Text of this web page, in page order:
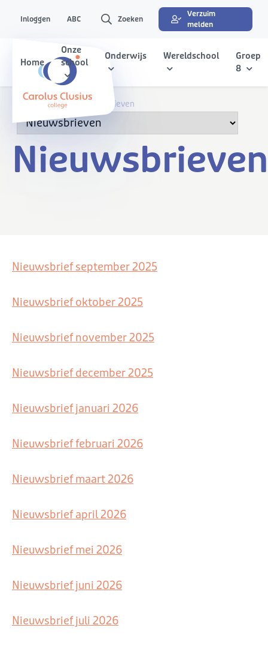
Inloggen ABC Zoeken
Verzuim
melden
Home
Onze
school
Onderwijs Wereldschool
Groep
8
ABC Nieuwsbrieven
Nieuwsbrieven
Nieuwsbrief september 2025
Nieuwsbrief oktober 2025
Nieuwsbrief november 2025
Nieuwsbrief december 2025
Nieuwsbrief januari 2026
Nieuwsbrief februari 2026
Nieuwsbrief maart 2026
Nieuwsbrief april 2026
Nieuwsbrief mei 2026
Nieuwsbrief juni 2026
Nieuwsbrief juli 2026